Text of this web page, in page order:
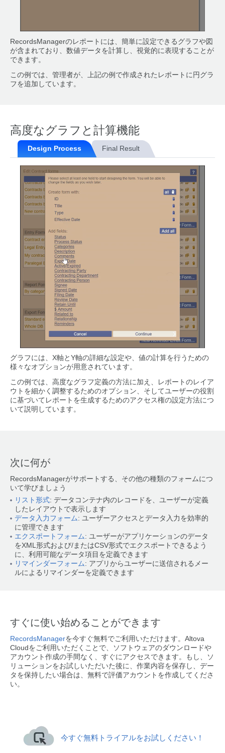
RecordsManagerのレポートには、簡単に設定できるグラフや図
が含まれており、数値データを計算し、視覚的に表現することが
できます。
この例では、管理者が、上記の例で作成されたレポートに円グラ
フを追加しています。
高度なグラフと計算機能
Design Process Final Result
グラフには、X軸とY軸の詳細な設定や、値の計算を行うための
様々なオプションが用意されています。
この例では、高度なグラフ定義の方法に加え、レポートのレイア
ウトを細かく調整するためのオプション、そしてユーザーの役割
に基づいてレポートを生成するためのアクセス権の設定方法につ
いて説明しています。
次に何が
RecordsManagerがサポートする、その他の種類のフォームにつ
いて学びましょう
リスト形式: データコンテナ内のレコードを、ユーザーが定義
したレイアウトで表示します
データ入力フォーム : ユーザーアクセスとデータ入力を効率的
に管理できます
エクスポートフォーム : ユーザーがアプリケーションのデータ
をXML形式および/またはCSV形式でエクスポートできるよう
に、利用可能なデータ項目を定義できます
リマインダーフォーム : アプリからユーザーに送信されるメー
ルによるリマインダーを定義できます
すぐに使い始めることができます
RecordsManagerを今すぐ無料でご利用いただけます。Altova
Cloudをご利用いただくことで、ソフトウェアのダウンロードや
アカウント作成の手間なく、すぐにアクセスできます。もし、ソ
リューションをお試しいただいた後に、作業内容を保存し、デー
タを保持したい場合は、無料で評価アカウントを作成してくださ
い。
今すぐ無料トライアルをお試しください！